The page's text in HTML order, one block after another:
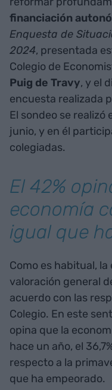
financiación
Enquesta de
2024, presentada
Colegio de
Puig de Travy, y el
encuesta realizada
El sondeo se realizó
junio, y en él
colegiadas.
El 42%
economía
igual que
Como es habitual,
valoración general
acuerdo con las
Colegio. En este
opina que la
hace un año, el
respecto a la
que ha empeorado.